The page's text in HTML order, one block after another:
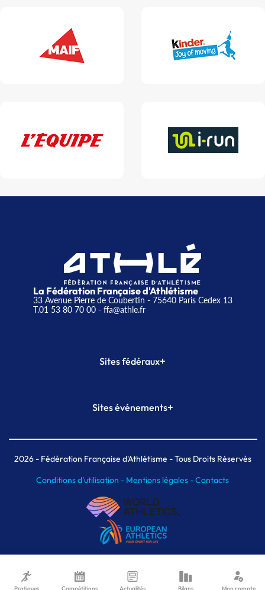
La Fédération Française d'Athlétisme
33 Avenue Pierre de Coubertin - 75640 Paris Cedex 13
T.01 53 80 70 00- ffa@athle.fr
Sites fédéraux+
Plateforme Formation
Sites événements+
Meeting de Paris indoor
MAIF Ekiden de Paris
2026- Fédération Française d'Athlétisme - Tous Droits Réservés
Conditions d'utilisation - Mentions légales -Contacts
Pratiques Compétitions Actualités Bilans Mon compte